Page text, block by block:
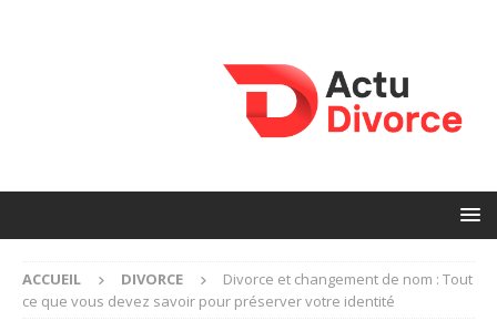
ACCUEIL DIVORCE
Divorce et changement de nom : Tout
ce que vous devez savoir pour préserver votre identité